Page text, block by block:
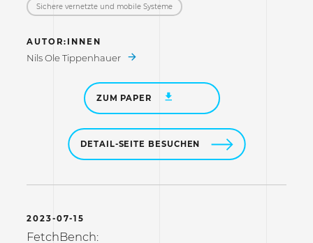
Sichere vernetzte und mobile Systeme
AUTOR:INNEN
Nils Ole Tippenhauer
ZUM PAPER
DETAIL-SEITE BESUCHEN
2023-07-15
FetchBench: